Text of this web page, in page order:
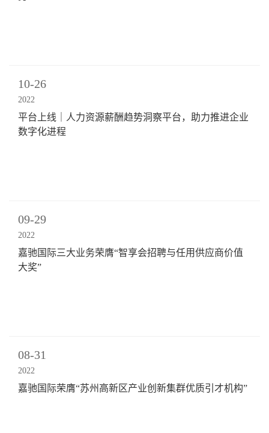
10-26
2022
平台上线｜人力资源薪酬趋势洞察平台，助力推进企业
数字化进程
09-29
2022
嘉驰国际三大业务荣膺“智享会招聘与任用供应商价值
大奖”
08-31
2022
嘉驰国际荣膺“苏州高新区产业创新集群优质引才机构”